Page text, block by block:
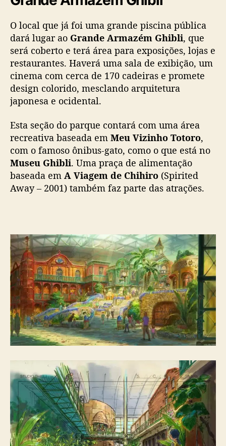
O local que já foi uma grande piscina pública
dará lugar ao Grande Armazém Ghibli, que
será coberto e terá área para exposições, lojas e
restaurantes. Haverá uma sala de exibição, um
cinema com cerca de 170 cadeiras e promete
design colorido, mesclando arquitetura
japonesa e ocidental.
Esta seção do parque contará com uma área
recreativa baseada em Meu Vizinho Totoro,
com o famoso ônibus-gato, como o que está no
Museu Ghibli. Uma praça de alimentação
baseada em A Viagem de Chihiro (Spirited
Away – 2001) também faz parte das atrações.